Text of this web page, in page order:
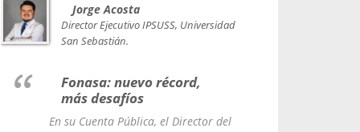
Jorge Acosta
Director Ejecutivo IPSUSS, Universidad
San Sebastián.
Fonasa: nuevo récord,
más desafíos
En su Cuenta Pública, el Director del